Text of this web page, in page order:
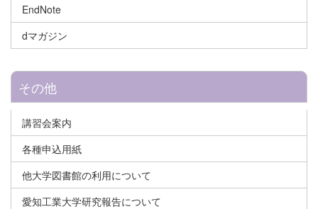
EndNote
dマガジン
その他
講習会案内
各種申込用紙
他大学図書館の利用について
愛知工業大学研究報告について